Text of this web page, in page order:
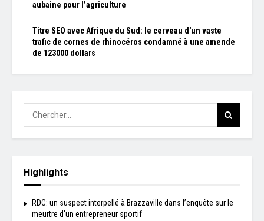
aubaine pour l’agriculture
Titre SEO avec Afrique du Sud: le cerveau d'un vaste
trafic de cornes de rhinocéros condamné à une amende
de 123000 dollars
Highlights
RDC: un suspect interpellé à Brazzaville dans l’enquête sur le
meurtre d'un entrepreneur sportif